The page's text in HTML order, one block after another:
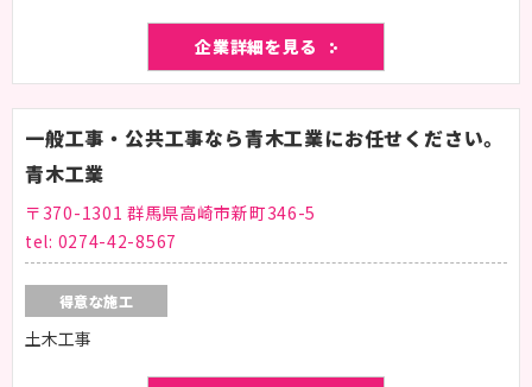
企業詳細を見る
一般工事・公共工事なら青木工業にお任せください。
青木工業
〒370-1301 群馬県高崎市新町346-5
tel: 0274-42-8567
得意な施工
土木工事